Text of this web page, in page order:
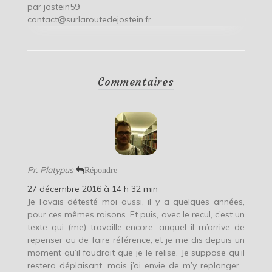
par jostein59
contact@surlaroutedejostein.fr
Commentaires
Pr. Platypus Répondre
27 décembre 2016 à 14 h 32 min
Je l’avais détesté moi aussi, il y a quelques années,
pour ces mêmes raisons. Et puis, avec le recul, c’est un
texte qui (me) travaille encore, auquel il m’arrive de
repenser ou de faire référence, et je me dis depuis un
moment qu’il faudrait que je le relise. Je suppose qu’il
restera déplaisant, mais j’ai envie de m’y replonger…